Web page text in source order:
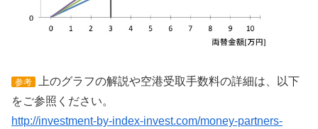
参考
上のグラフの解説や空港受取手数料の詳細は、以下
をご参照ください。
http://investment-by-index-invest.com/money-partners-